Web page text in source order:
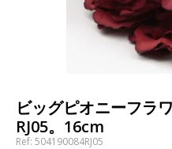
ビッグピオニーフラ
RJ05。16cm
Ref: 504190084RJ05